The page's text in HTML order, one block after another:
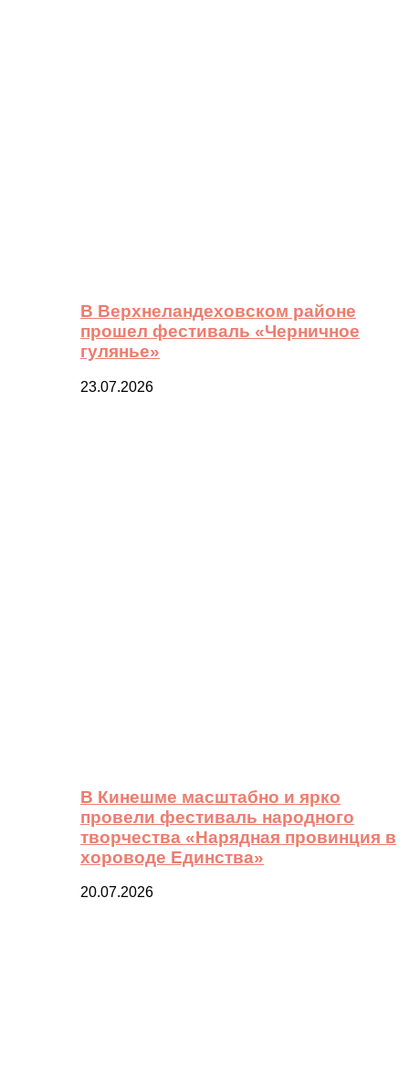
В Верхнеландеховском районе
прошел фестиваль «Черничное
гулянье»
23.07.2026
В Кинешме масштабно и ярко
провели фестиваль народного
творчества «Нарядная провинция в
хороводе Единства»
20.07.2026